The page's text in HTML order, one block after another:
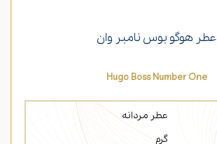
عطر هوگو بوس نامبر وان
Hugo Boss Number One
عطر مردانه
گرم